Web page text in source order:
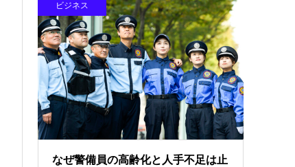
ビジネス
なぜ警備員の高齢化と人手不足は止